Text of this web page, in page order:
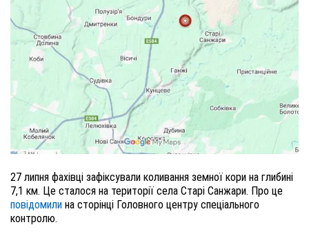
27 липня фахівці зафіксували коливання земної кори на глибині
7,1 км. Це сталося на території села Старі Санжари. Про це
повідомили на сторінці Головного центру спеціального
контролю.